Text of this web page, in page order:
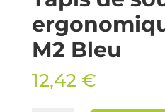
M2 Bleu
12,42 €